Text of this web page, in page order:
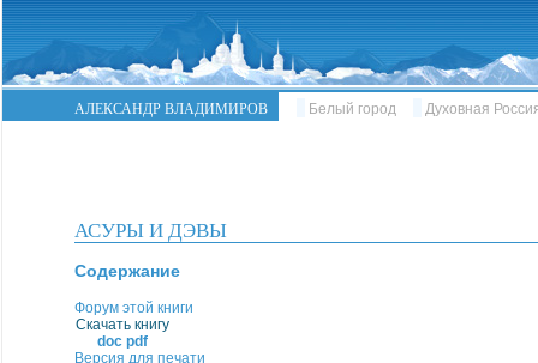
АЛЕКСАНДР ВЛАДИМИРОВ Белый город Духовная
АСУРЫ И ДЭВЫ
Содержание
Форум этой книги
Скачать книгу
doc pdf
Версия для печати